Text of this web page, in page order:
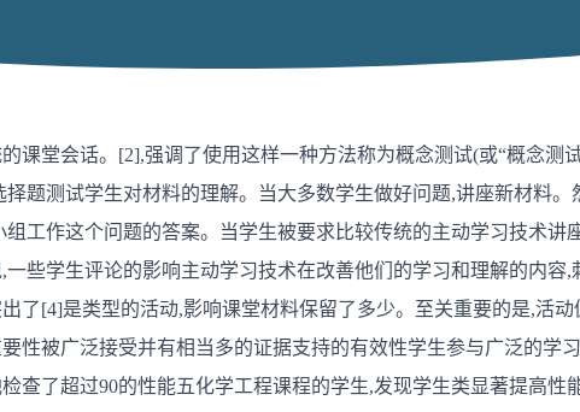
堂
会
话
课堂会话。[2],强调了使用这样一种方法称为概念测试(或“概念测
题测试学生对材料的理解。当大多数学生做好问题,讲座新材料。
工作这个问题的答案。当学生被要求比较传统的主动学习技术讲
些学生评论的影响主动学习技术在改善他们的学习和理解的内容,
了[4]是类型的活动,影响课堂材料保留了多少。至关重要的是,活
性被广泛接受并有相当多的证据支持的有效性学生参与广泛的学
查了超过90的性能五化学工程课程的学生,发现学生类显著提高性